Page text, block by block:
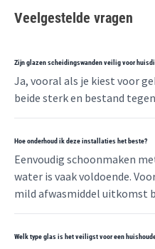
Veelgestelde vragen
Zijn glazen scheidingswanden veilig voor
Ja, vooral als je kiest voor
beide sterk en bestand
Hoe onderhoud ik deze installaties het beste?
Eenvoudig schoonmaken
water is vaak voldoende.
mild afwasmiddel uitkomst
Welk type glas is het veiligst voor een